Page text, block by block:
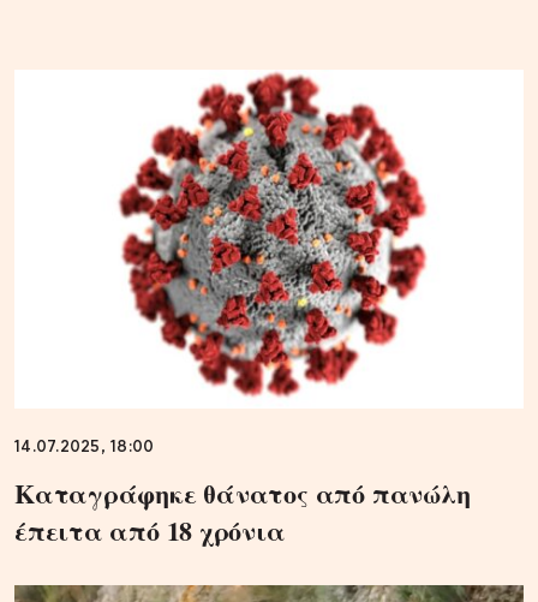
14.07.2025, 18:00
Καταγράφηκε θάνατος από πανώλη
έπειτα από 18 χρόνια